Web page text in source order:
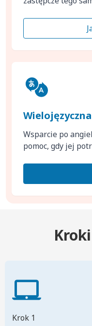
Wielojęzyczna
Wsparcie po
pomoc, gdy jej
Krok 1